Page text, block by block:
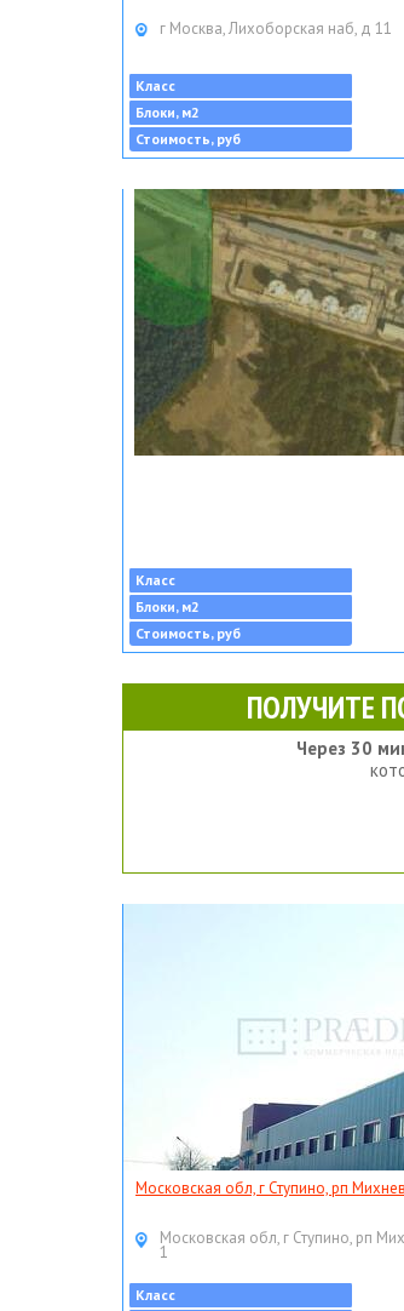
г Москва, Лихоборская наб, д 11
Класс
Блоки, м2
Стоимость, руб
Класс
Блоки, м2
Стоимость, руб
ПОЛУЧИТЕ
Через 30
Московская обл, г Ступино, рп
Московская обл, г Ступино, рп
1
Класс